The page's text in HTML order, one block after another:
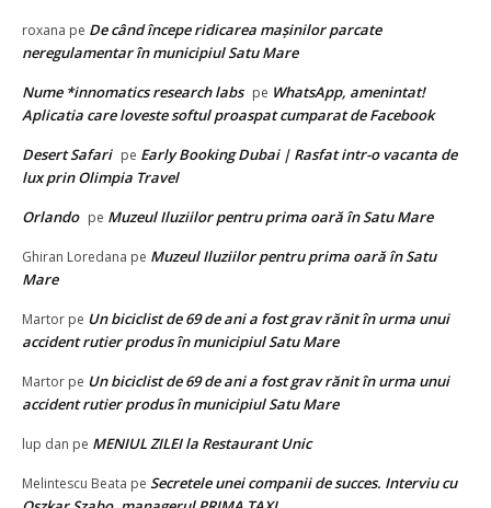
roxana pe De când începe ridicarea mașinilor parcate
neregulamentar în municipiul Satu Mare
Nume *innomatics research labs pe WhatsApp, amenintat!
Aplicatia care loveste softul proaspat cumparat de Facebook
Desert Safari pe Early Booking Dubai | Rasfat intr-o vacanta de
lux prin Olimpia Travel
Orlando pe Muzeul Iluziilor pentru prima oară în Satu Mare
Ghiran Loredana pe Muzeul Iluziilor pentru prima oară în Satu
Mare
Martor pe Un biciclist de 69 de ani a fost grav rănit în urma unui
accident rutier produs în municipiul Satu Mare
Martor pe Un biciclist de 69 de ani a fost grav rănit în urma unui
accident rutier produs în municipiul Satu Mare
lup dan pe MENIUL ZILEI la Restaurant Unic
Melintescu Beata pe Secretele unei companii de succes. Interviu cu